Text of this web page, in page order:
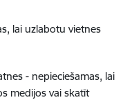
lai uzlabotu vietnes
- nepieciešamas, lai
medijos vai skatīt